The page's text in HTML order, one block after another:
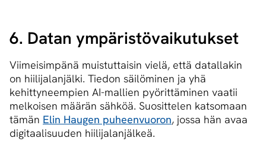
6. Datan ym­pä­ris­tö­vai­ku­tuk­set
Viimeisimpänä muistuttaisin vielä, että datallakin
on hiilijalanjälki. Tiedon säilöminen ja yhä
kehittyneempien AI-mallien pyörittäminen vaatii
melkoisen määrän sähköä. Suosittelen katsomaan
tämän Elin Haugen puheenvuoron, jossa hän avaa
digitaalisuuden hiilijalanjälkeä.